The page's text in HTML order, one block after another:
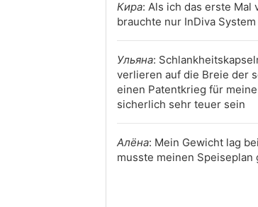
Кира: Als ich das erste Mal
brauchte nur InDiva
Ульяна:
verlieren auf die Breie der
einen Patentkrieg für
sicherlich sehr teuer sein
Алёна: Mein Gewicht lag
musste meinen